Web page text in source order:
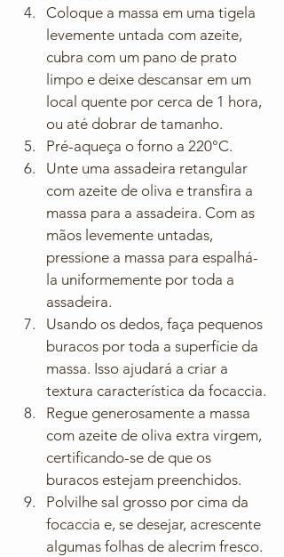
Coloque a massa em uma tigela
levemente untada com azeite,
cubra com um pano de prato
limpo e deixe descansar em um
local quente por cerca de 1 hora,
ou até dobrar de tamanho.
Pré-aqueça o forno a 220°C.
Unte uma assadeira retangular
com azeite de oliva e transfira a
massa para a assadeira. Com as
mãos levemente untadas,
pressione a massa para espalhá-
la uniformemente por toda a
assadeira.
Usando os dedos, faça pequenos
buracos por toda a superfície da
massa. Isso ajudará a criar a
textura característica da focaccia.
Regue generosamente a massa
com azeite de oliva extra virgem,
certificando-se de que os
buracos estejam preenchidos.
Polvilhe sal grosso por cima da
focaccia e, se desejar, acrescente
algumas folhas de alecrim fresco.